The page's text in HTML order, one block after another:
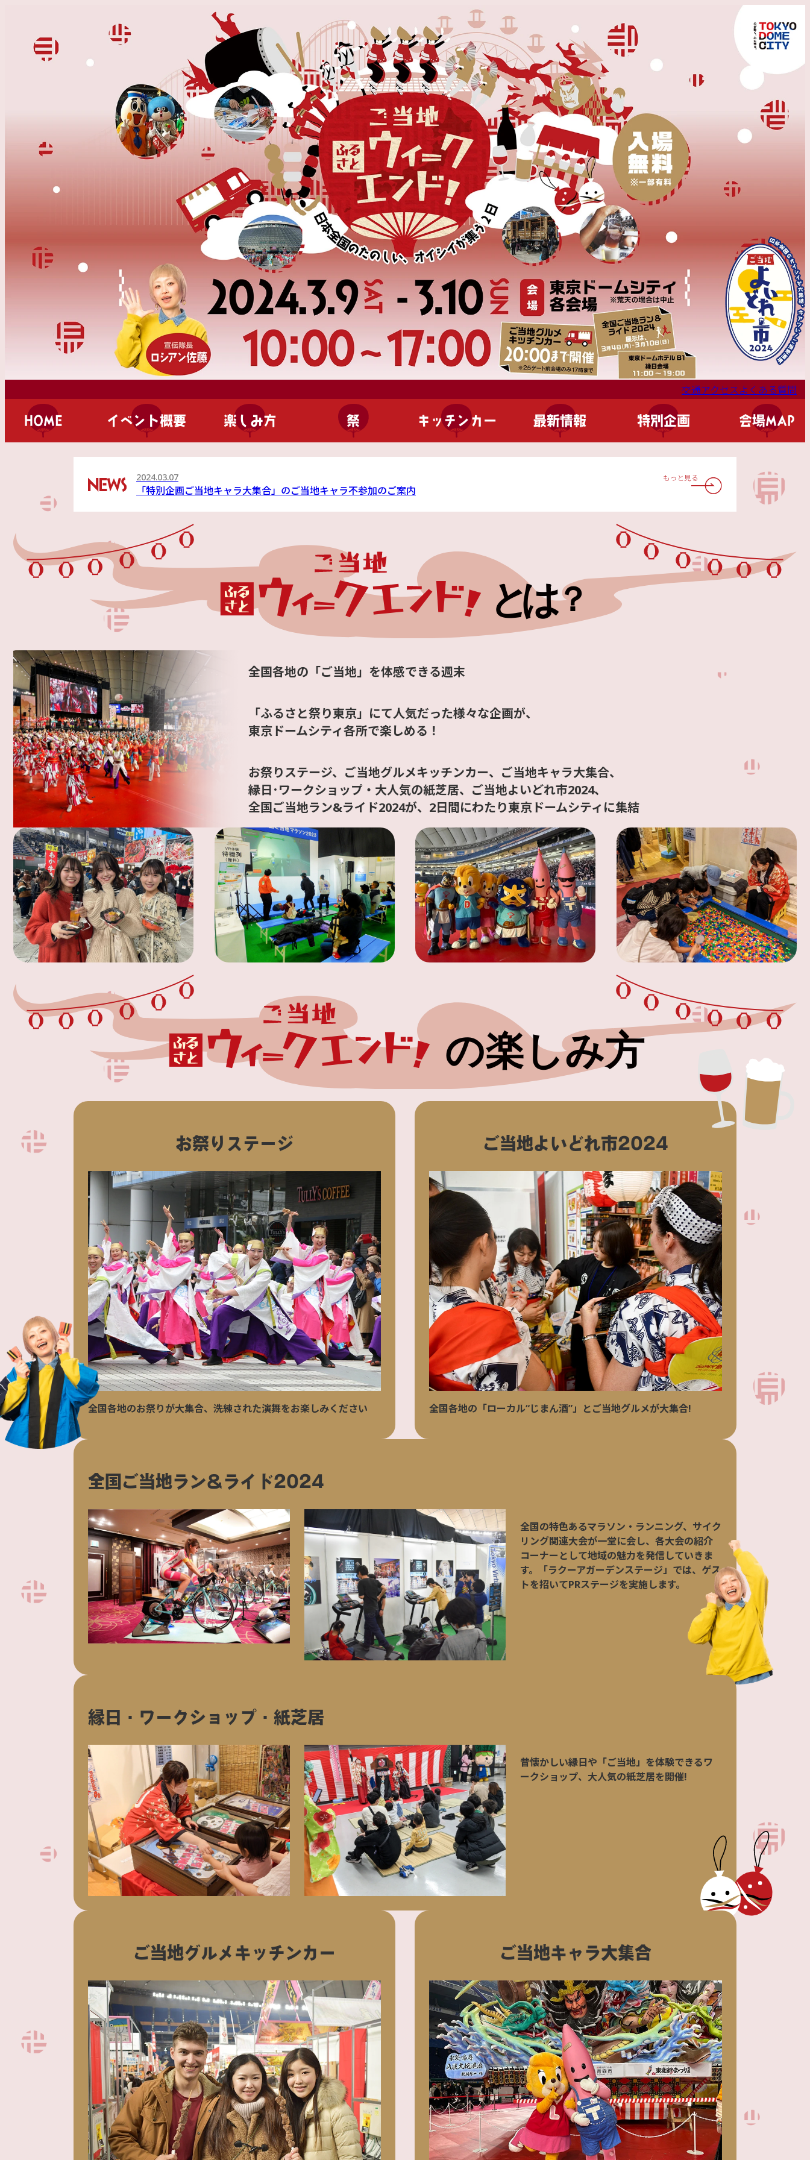
交通アクセスよくある質問
HOME イベント概要 楽しみ方 祭 キッチンカー 最新情報 特別企画 会場MAP
2024.03.07
「特別企画ご当地キャラ大集合」のご当地キャラ不参加のご案内
全国各地の「ご当地」を体感できる週末
「ふるさと祭り東京」にて人気だった様々な企画が、
東京ドームシティ各所で楽しめる！
お祭りステージ、ご当地グルメキッチンカー、ご当地キャラ大集合、
縁日･ワークショップ・大人気の紙芝居、ご当地よいどれ市2024、
全国ご当地ラン&ライド2024が、2日間にわたり東京ドームシティに集結
お祭りステージ
全国各地のお祭りが大集合、洗練された演舞をお楽しみください
ご当地よいどれ市2024
全国各地の「ローカル“じまん酒”」とご当地グルメが大集合!
全国ご当地ラン＆ライド2024
全国の特色あるマラソン・ランニング、サイク
リング関連大会が一堂に会し、各大会の紹介
コーナーとして地域の魅力を発信していきま
す。「ラクーアガーデンステージ」では、ゲス
トを招いてPRステージを実施します。
縁日・ワークショップ・紙芝居
昔懐かしい縁日や「ご当地」を体験できるワ
ークショップ、大人気の紙芝居を開催!
ご当地グルメキッチンカー ご当地キャラ大集合